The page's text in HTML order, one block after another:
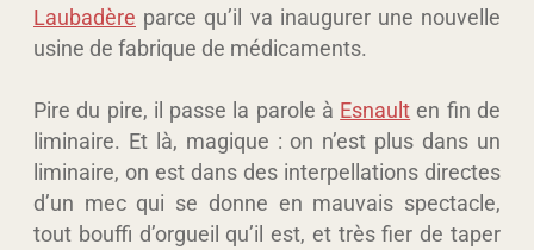
Laubadère parce qu’il va inaugurer une nouvelle
usine de fabrique de médicaments.
Pire du pire, il passe la parole à Esnault en fin de
liminaire. Et là, magique : on n’est plus dans un
liminaire, on est dans des interpellations directes
d’un mec qui se donne en mauvais spectacle,
tout bouffi d’orgueil qu’il est, et très fier de taper